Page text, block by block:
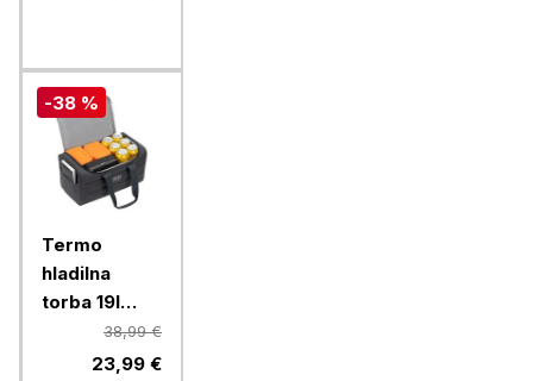
-38 %
Termo
hladilna
torba 19l
Resto Felis
38,99 €
23,99 €